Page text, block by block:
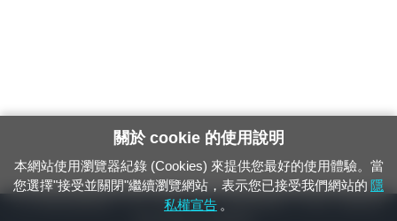
24小時緊急通報電話：1933（市話、手機，僅限發現軌道、平交道、橋樑及隧
關於 cookie 的使用說明
本網站使用瀏覽器紀錄 (Cookies) 來提供您最好的使用體驗。當
您選擇"接受並關閉"繼續瀏覽網站，表示您已接受我們網站的 隱
私權宣告 。